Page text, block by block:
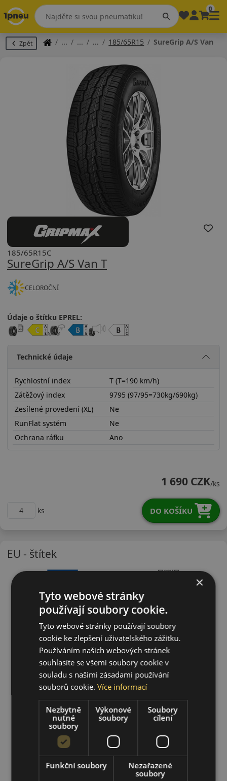
0
Zpět 185/65R15 SureGrip A/S Van
SureGrip A/S Van T
185/65R15C
CELOROČNÍ
Údaje o štítku EPREL:
Technické údaje
Rychlostní index
T (T=190 km/h)
Zátěžový index
9795 (97/95=730kg/690kg)
Zesílené provedení (XL)
Ne
RunFlat systém
Ne
Ochrana ráfku
Ano
1 690 CZK/ks
ks DO KOŠÍKU
EU - štítek
×
Tyto webové stránky
používají soubory cookie.
Tyto webové stránky používají soubory
cookie ke zlepšení uživatelského zážitku.
Používáním našich webových stránek
souhlasíte se všemi soubory cookie v
souladu s našimi zásadami používání
souborů cookie.Více informací
Nezbytně
nutné
soubory
Výkonové
soubory
Soubory
cílení
Funkční soubory
Nezařazené
soubory